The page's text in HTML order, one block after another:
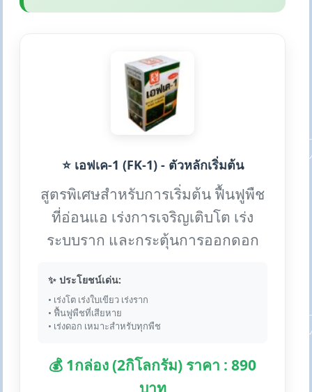
⭐ เอฟเค-1 (FK-1) - ตัวหลักเริ่มต้น
สูตรพิเศษสำหรับการเริ่มต้น ฟื้นฟูพืช
ที่อ่อนแอ เร่งการเจริญเติบโต เร่ง
ระบบราก และกระตุ้นการออกดอก
✨ ประโยชน์เด่น:
• เร่งโต เร่งใบเขียว เร่งราก
• ฟื้นฟูพืชที่เสียหาย
• เร่งดอก เหมาะสำหรับทุกพืช
💰 1กล่อง (2กิโลกรัม) ราคา : 890
บาท